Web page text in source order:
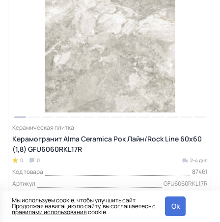
Керамическая плитка
Керамогранит Alma Ceramica Рок Лайн/Rock Line 60х60
(1,8) GFU6060RKL17R
0 0 2-4 дня
Код товара
87461
Артикул
GFU6060RKL17R
Класс противоскольжения
Мы используем cookie, чтобы улучшить сайт.
Продолжая навигацию по сайту, вы соглашаетесь с
правилами использованияcookie.
Ok